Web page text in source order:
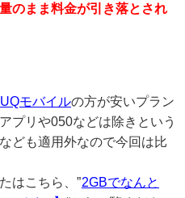
のまま料金が引き落とされ
UQモバイルの方が安いプラン
プリや050などは除きという
ども適用外なので今回は比
はこちら、”2GBでなんと